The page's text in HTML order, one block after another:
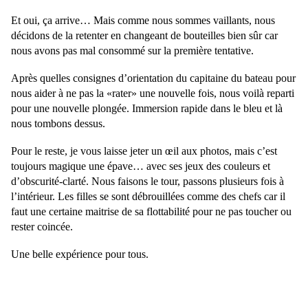
Et oui, ça arrive… Mais comme nous sommes vaillants, nous
décidons de la retenter en changeant de bouteilles bien sûr car
nous avons pas mal consommé sur la première tentative.
Après quelles consignes d’orientation du capitaine du bateau pour
nous aider à ne pas la «rater» une nouvelle fois, nous voilà reparti
pour une nouvelle plongée. Immersion rapide dans le bleu et là
nous tombons dessus.
Pour le reste, je vous laisse jeter un œil aux photos, mais c’est
toujours magique une épave… avec ses jeux des couleurs et
d’obscurité-clarté. Nous faisons le tour, passons plusieurs fois à
l’intérieur. Les filles se sont débrouillées comme des chefs car il
faut une certaine maitrise de sa flottabilité pour ne pas toucher ou
rester coincée.
Une belle expérience pour tous.